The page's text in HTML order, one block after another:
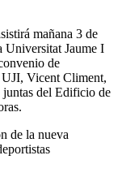
mañana 3 de
Universitat Jaume I
de
Vicent Climent,
juntas del Edificio de
de la nueva